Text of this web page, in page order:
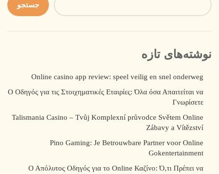
جستجو
نوشته‌های تازه
Online casino app review: speel veilig en snel onderweg
Ο Οδηγός για τις Στοιχηματικές Εταιρίες: Όλα όσα Απαιτείται να
Γνωρίσετε
Talismania Casino – Tvůj Komplexní průvodce Světem Online
Zábavy a Vítězství
Pino Gaming: Je Betrouwbare Partner voor Online
Gokentertainment
Ο Απόλυτος Οδηγός για το Online Καζίνο: Ό,τι Πρέπει να